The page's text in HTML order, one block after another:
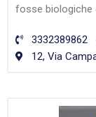
fosse biologiche
3332389862
12, Via